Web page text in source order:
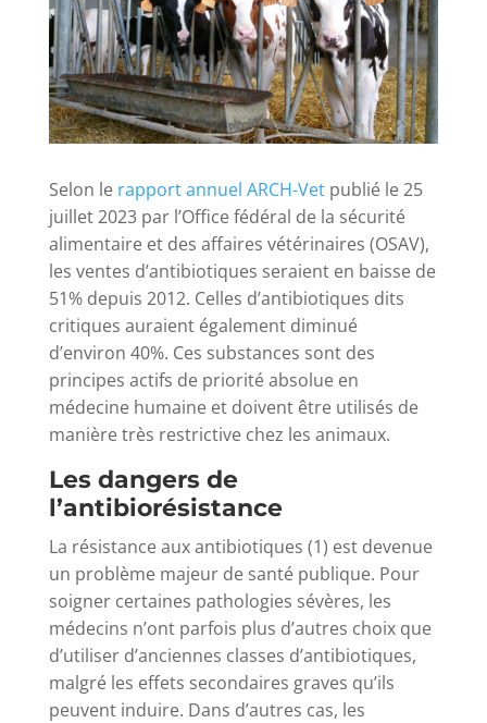
Selon le rapport annuel ARCH-Vetpublié le 25
juillet 2023 par l’Office fédéral de la sécurité
alimentaire et des affaires vétérinaires (OSAV),
les ventes d’antibiotiques seraient en baisse de
51% depuis 2012. Celles d’antibiotiques dits
critiques auraient également diminué
d’environ 40%. Ces substances sont des
principes actifs de priorité absolue en
médecine humaine et doivent être utilisés de
manière très restrictive chez les animaux.
Les dangers de
l’antibiorésistance
La résistance aux antibiotiques (1) est devenue
un problème majeur de santé publique. Pour
soigner certaines pathologies sévères, les
médecins n’ont parfois plus d’autres choix que
d’utiliser d’anciennes classes d’antibiotiques,
malgré les effets secondaires graves qu’ils
peuvent induire. Dans d’autres cas, les